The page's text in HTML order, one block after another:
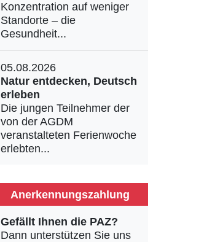
Konzentration auf weniger
Standorte – die
Gesundheit...
05.08.2026
Natur entdecken, Deutsch
erleben
Die jungen Teilnehmer der
von der AGDM
veranstalteten Ferienwoche
erlebten...
Anerkennungszahlung
Gefällt Ihnen die PAZ?
Dann unterstützen Sie uns